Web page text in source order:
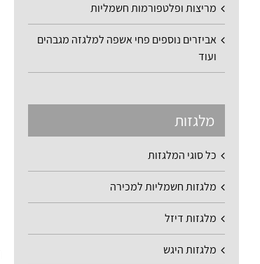
מריצות ופלטפורמות חשמליות
אביזרים נוספים פחי אשפה למלגזה מגבהים
ועוד
מלגזות
כל סוגי המלגזות
מלגזות חשמליות למכירה
מלגזות דיזל
מלגזות היגש